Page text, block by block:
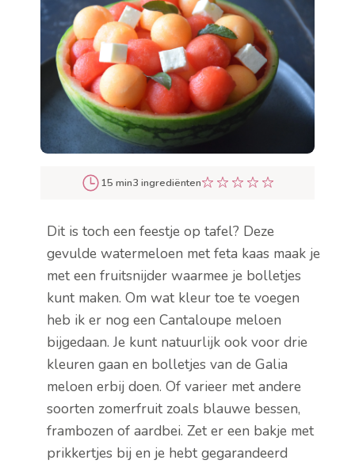
15 min3 ingrediënten
Dit is toch een feestje op tafel? Deze
gevulde watermeloen met feta kaas maak je
met een fruitsnijder waarmee je bolletjes
kunt maken. Om wat kleur toe te voegen
heb ik er nog een Cantaloupe meloen
bijgedaan. Je kunt natuurlijk ook voor drie
kleuren gaan en bolletjes van de Galia
meloen erbij doen. Of varieer met andere
soorten zomerfruit zoals blauwe bessen,
frambozen of aardbei. Zet er een bakje met
prikkertjes bij en je hebt gegarandeerd